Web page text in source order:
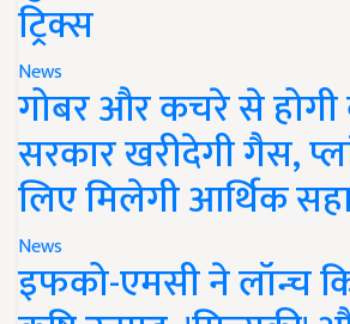
ट्रिक्स
News
गोबर और कचरे से
सरकार खरीदेगी गैस,
लिए मिलेगी आर्थिक
News
इफको-एमसी ने लॉन्च